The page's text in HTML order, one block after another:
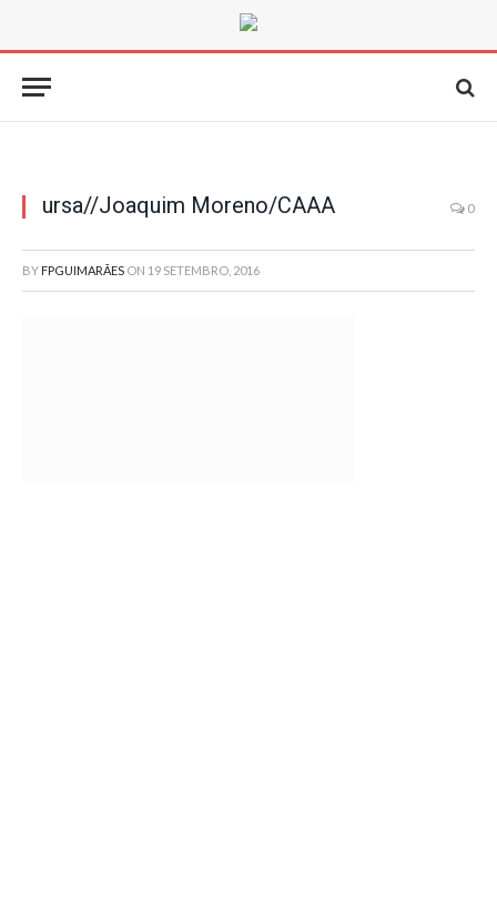
ursa​//​Joaquim Moreno/CAAA 0
BY FPGUIMARÃES ON 19 SETEMBRO, 2016